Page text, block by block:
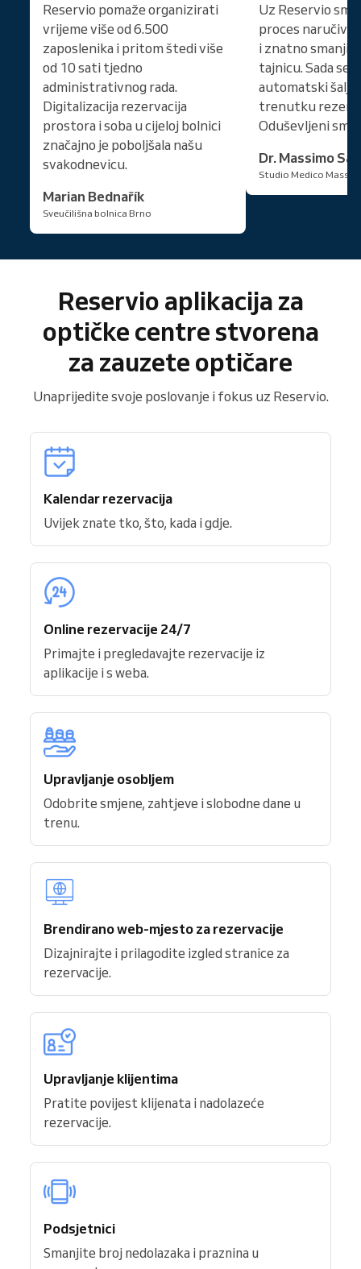
Reservio pomaže organizirati
vrijeme više od 6.500
zaposlenika i pritom štedi više
od 10 sati tjedno
administrativnog rada.
Digitalizacija rezervacija
prostora i soba u cijeloj bolnici
značajno je poboljšala našu
svakodnevicu.
Marian Bednařík
Sveučilišna bolnica Brno
Uz Reservio
proces
i znatno smanjili
tajnicu. Sada se
automatski
trenutku
Oduševljeni
Dr. Massimo
Studio Medico
Reservio aplikacija za
optičke centre stvorena
za zauzete optičare
Unaprijedite svoje poslovanje i fokus uz Reservio.
Kalendar rezervacija
Uvijek znate tko, što, kada i gdje.
Online rezervacije 24/7
Primajte i pregledavajte rezervacije iz
aplikacije i s weba.
Upravljanje osobljem
Odobrite smjene, zahtjeve i slobodne dane u
trenu.
Brendirano web-mjesto za rezervacije
Dizajnirajte i prilagodite izgled stranice za
rezervacije.
Upravljanje klijentima
Pratite povijest klijenata i nadolazeće
rezervacije.
Podsjetnici
Smanjite broj nedolazaka i praznina u